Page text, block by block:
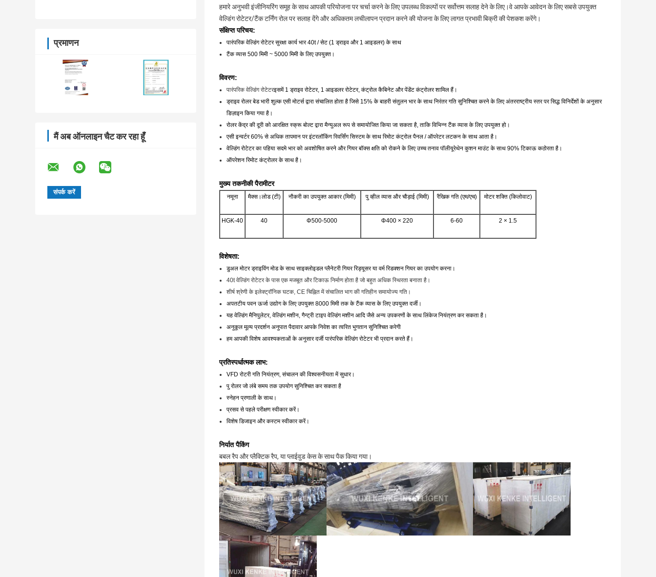
प्रमाणन
मैं अब ऑनलाइन चैट कर रहा हूँ
हमारे अनुभवी इंजीनियरिंग समूह के साथ आपकी परियोजना पर चर्चा करने के लिए उपलब्ध विकल्पों पर सर्वोत्तम सलाह देने के लिए।वे आपके आवेदन के लिए सबसे उपयुक्त
वेल्डिंग रोटेटर/टैंक टर्निंग रोल पर सलाह देंगे और अधिकतम लचीलापन प्रदान करने की योजना के लिए लागत प्रभावी बिक्री की पेशकश करेंगे।
संक्षिप्त परिचय:
पारंपरिक वेल्डिंग रोटेटर सुरक्षा कार्य भार 40t / सेट (1 ड्राइव और 1 आइडलर) के साथ
टैंक व्यास 500 मिमी ~ 5000 मिमी के लिए उपयुक्त।
विवरण:
पारंपरिक वेल्डिंग रोटेटरइसमें 1 ड्राइव रोटेटर, 1 आइडलर रोटेटर, कंट्रोल कैबिनेट और पेंडेंट कंट्रोलर शामिल हैं।
ड्राइव रोलर बेड भारी शुल्क एसी मोटर्स द्वारा संचालित होता है जिसे 15% के बाहरी संतुलन भार के साथ निरंतर गति सुनिश्चित करने के लिए अंतरराष्ट्रीय स्तर पर सिद्ध विनिर्देशों के अनुसार
डिज़ाइन किया गया है।
रोलर केंद्र की दूरी को आरक्षित स्क्रू बोल्ट द्वारा मैन्युअल रूप से समायोजित किया जा सकता है, ताकि विभिन्न टैंक व्यास के लिए उपयुक्त हो।
एसी इन्वर्टर 60% से अधिक तापमान पर इंटरलॉकिंग रिवर्सिंग सिस्टम के साथ रिमोट कंट्रोल पैनल / ऑपरेटर लटकन के साथ आता है।
वेल्डिंग रोटेटर का पहिया सदमे भार को अवशोषित करने और गियर बॉक्स क्षति को रोकने के लिए उच्च तनाव पॉलीयूरेथेन कुशन माउंट के साथ 90% टिकाऊ कठोरता है।
ऑपरेशन रिमोट कंट्रोलर के साथ है।
मुख्य तकनीकी पैरामीटर
नमूना मैक्स।लोड (टी) नौकरी का उपयुक्त आकार (मिमी) पु व्हील व्यास और चौड़ाई (मिमी) रैखिक गति (एम/एच) मोटर शक्ति (किलोवाट)
HGK-40 40 Φ500-5000 Φ400 × 220 6-60 2 × 1.5
विशेषता:
डुअल मोटर ड्राइविंग मोड के साथ साइक्लोइडल प्लैनेटरी गियर रिड्यूसर या वर्म रिडक्शन गियर का उपयोग करना।
40t वेल्डिंग रोटेटर के पास एक मजबूत और टिकाऊ निर्माण होता है जो बहुत अधिक स्थिरता बनाता है।
शीर्ष श्रेणी के इलेक्ट्रॉनिक घटक, CE चिह्नित में संचालित भाग की गतिहीन समायोज्य गति।
अपतटीय पवन ऊर्जा उद्योग के लिए उपयुक्त 8000 मिमी तक के टैंक व्यास के लिए उपयुक्त दर्जी।
यह वेल्डिंग मैनिपुलेटर, वेल्डिंग मशीन, गैन्ट्री टाइप वेल्डिंग मशीन आदि जैसे अन्य उपकरणों के साथ लिंकेज नियंत्रण कर सकता है।
अनुकूल मूल्य प्रदर्शन अनुपात पैदावार आपके निवेश का त्वरित भुगतान सुनिश्चित करेगी
हम आपकी विशेष आवश्यकताओं के अनुसार दर्जी पारंपरिक वेल्डिंग रोटेटर भी प्रदान करते हैं।
प्रतिस्पर्धात्मक लाभ:
VFD रोटरी गति नियंत्रण, संचालन की विश्वसनीयता में सुधार।
पु रोलर जो लंबे समय तक उपयोग सुनिश्चित कर सकता है
स्नेहन प्रणाली के साथ।
प्रसव से पहले परीक्षण स्वीकार करें।
विशेष डिजाइन और कस्टम स्वीकार करें।
निर्यात पैकिंग
बबल रैप और प्लैक्टिक रैप, या प्लाईवुड केस के साथ पैक किया गया।